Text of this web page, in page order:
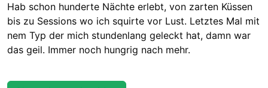
Hab schon hunderte Nächte erlebt, von zarten Küssen
bis zu Sessions wo ich squirte vor Lust. Letztes Mal mit
nem Typ der mich stundenlang geleckt hat, damn war
das geil. Immer noch hungrig nach mehr.